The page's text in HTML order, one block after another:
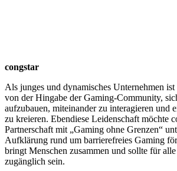
congstar
Als junges und dynamisches Unternehmen ist
von der Hingabe der Gaming-Community,
aufzubauen, miteinander zu interagieren und
zu kreieren. Ebendiese Leidenschaft möchte
Partnerschaft mit „Gaming ohne Grenzen“
Aufklärung rund um barrierefreies Gaming
bringt Menschen zusammen und sollte für
zugänglich sein.